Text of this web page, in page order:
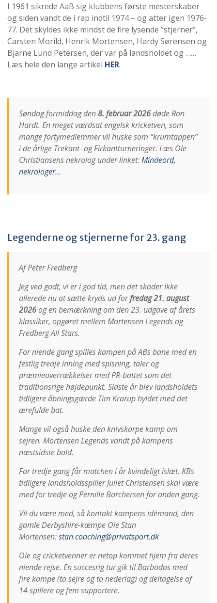
I 1961 sikrede AaB sig klubbens første mesterskaber
og siden vandt de i rap indtil 1974 – og atter igen 1976-
77. Det skyldes ikke mindst de fire lysende ”stjerner”,
Carsten Morild, Henrik Mortensen, Hardy Sørensen og
Bjarne Lund Petersen, der var på landsholdet og ……
Læs hele den lange artikel HER.
Søndag formiddag den8. februar 2026døde Ron
Hardt. En meget værdsat engelsk kricketven, som
mange fortymedlemmer vil huske som “krumtappen”
i de årlige Trekant- og Firkantturneringer. Læs Ole
Christiansens nekrolog under linket:Mindeord,
nekrologer…
Legenderne og stjernerne for 23. gang
Af Peter Fredberg
Jeg ved godt, vi er i god tid, men det skader ikke
allerede nu at sætte kryds ud forfredag 21. august
2026og en bemærkning om den 23. udgave af årets
klassiker, opgøret mellem Mortensen Legends og
Fredberg All Stars.
For niende gang spilles kampen på ABs bane med en
festlig tredje inning med spisning, taler og
præmieoverrækkelser med PR-battet som det
traditionsrige højdepunkt. Sidste år blev landsholdets
tidligere åbningsgærde Tim Krarup hyldet med det
ærefulde bat.
Mange vil også huske den knivskarpe kamp om
sejren. Mortensen Legends vandt på kampens
næstsidste bold.
For tredje gang får matchen i år kvindeligt islæt. KBs
tidligere landsholdsspiller Juliet Christensen skal være
med for tredje og Pernille Borchersen for anden gang.
Vil du være med, så kontakt kampens idémand, den
gamle Derbyshire-kæmpe Ole Stan
Mortensen:stan.coaching@privatsport.dk
Ole og cricketvenner er netop kommet hjem fra deres
niende rejse. En succesrig tur gik til Barbados med
fire kampe (to sejre og to nederlag) og deltagelse af
14 spillere og fem supportere.